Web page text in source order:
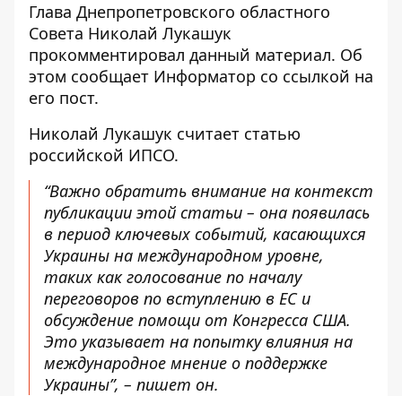
Глава Днепропетровского областного
Совета Николай Лукашук
прокомментировал данный материал. Об
этом сообщает Информатор со ссылкой на
его пост.
Николай Лукашук считает статью
российской ИПСО.
“Важно обратить внимание на контекст
публикации этой статьи – она появилась
в период ключевых событий, касающихся
Украины на международном уровне,
таких как голосование по началу
переговоров по вступлению в ЕС и
обсуждение помощи от Конгресса США.
Это указывает на попытку влияния на
международное мнение о поддержке
Украины”, – пишет он.